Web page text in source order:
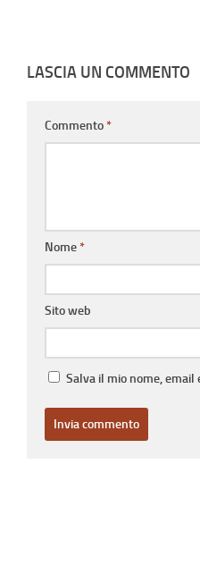
LASCIA UN COMMENTO
Commento*
Nome*
Sito web
Salva il mio nome,